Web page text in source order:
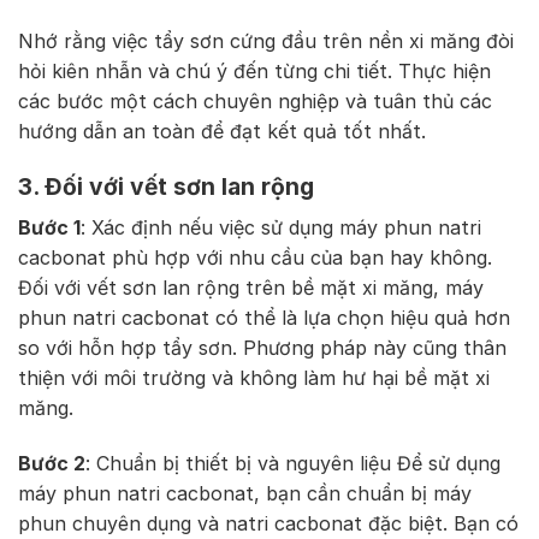
Nhớ rằng việc tẩy sơn cứng đầu trên nền xi măng đòi
hỏi kiên nhẫn và chú ý đến từng chi tiết. Thực hiện
các bước một cách chuyên nghiệp và tuân thủ các
hướng dẫn an toàn để đạt kết quả tốt nhất.
3. Đối với vết sơn lan rộng
Bước 1: Xác định nếu việc sử dụng máy phun natri
cacbonat phù hợp với nhu cầu của bạn hay không.
Đối với vết sơn lan rộng trên bề mặt xi măng, máy
phun natri cacbonat có thể là lựa chọn hiệu quả hơn
so với hỗn hợp tẩy sơn. Phương pháp này cũng thân
thiện với môi trường và không làm hư hại bề mặt xi
măng.
Bước 2: Chuẩn bị thiết bị và nguyên liệu Để sử dụng
máy phun natri cacbonat, bạn cần chuẩn bị máy
phun chuyên dụng và natri cacbonat đặc biệt. Bạn có